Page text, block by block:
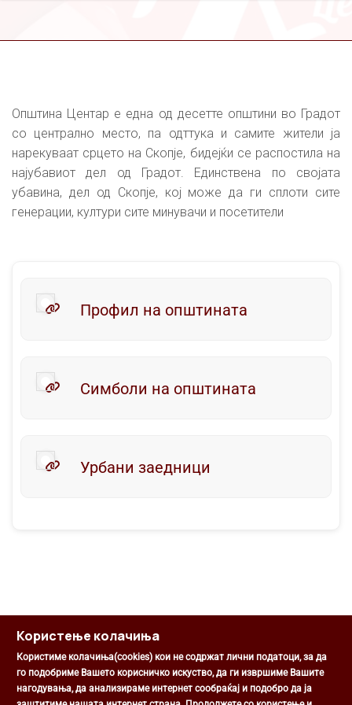
Општина Центар е една од десетте општини во Градот
со централно место, па одттука и самите жители ја
нарекуваат срцето на Скопје, бидејќи се распостила на
најубавиот дел од Градот. Eдинствена по својата
убавина, дел од Скопје, кој може да ги сплоти сите
генерации, култури сите минувачи и посетители
Профил на општината
Симболи на општината
Урбани заедници
Општина Центар
Користење колачиња
Користиме колачиња(cookies) кои не содржат лични податоци, за да
го подобриме Вашето корисничко искуство, да ги извршиме Вашите
нагодувања, да анализираме интернет сообраќај и подобро да ја